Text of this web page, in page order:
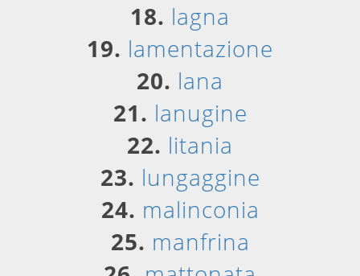
18. lagna
19. lamentazione
20. lana
21. lanugine
22. litania
23. lungaggine
24. malinconia
25. manfrina